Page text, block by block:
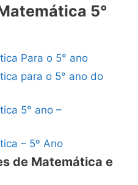
5°
Para o 5° ano
para o 5° ano do
5° ano –
– 5º Ano
de Matemática e